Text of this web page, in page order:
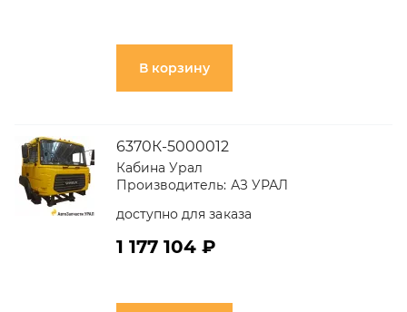
В корзину
6370К-5000012
Кабина Урал
Производитель: АЗ УРАЛ
доступно для заказа
1 177 104 ₽